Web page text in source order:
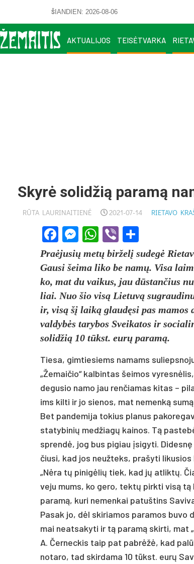
ŠIANDIEN: 2026-08-06
AKTUALIJOS TEISĖTVARKA
Skyrė solidžią paramą
RŪTA LAURINAITIENĖ 2021-07-14 RIETAVO
Facebook
Messenger
WhatsApp
Viber
Praė­ju­sių metų bir­želį su­degė
Gau­si šei­ma li­ko be namų. Vi­sa
ko, mat du vai­kus, jau dūstan­čius
liai. Nuo šio visą Lie­tuvą
ir, visą šį laiką glaudę­si pas ma­mos
val­dybės ta­ry­bos Svei­ka­tos ir
so­lid­žią 10 tūkst. eurų pa­ramą.
Tie­sa, gim­tie­siems na­mams
„Že­mai­čio“ kal­bin­tas šei­mos
de­gu­sio na­mo jau ren­čia­mas ki­tas –
ims kil­ti ir jo sie­nos, mat ne­menką
Bet pan­de­mi­ja to­kius pla­nus
sta­ty­bi­nių med­žiagų kai­nos. Tą
sprendė, jog bus pi­giau įsi­gy­ti.
čiu­si, kad jos neuž­teks, pra­šy­ti
„Nėra tų pi­nigė­lių tiek, kad jų at­liktų.
ve­ju mums, ko ge­ro, tektų pirk­ti visą
pa­ramą, ku­ri ne­men­kai pa­tuš­tins
Pa­sak jo, dėl ski­ria­mos pa­ra­mos
mai neat­sa­ky­ti ir tą pa­ramą skir­ti, mat
A. Čer­nec­kis taip pat pa­brėžė, kad
no­ta­ro, tad skir­da­ma 10 tūkst. eurų